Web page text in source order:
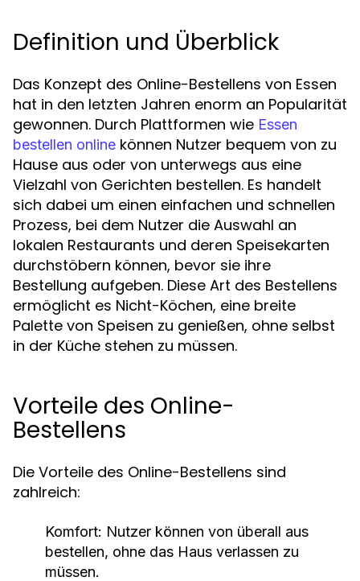
Definition und Überblick
Das Konzept des Online-Bestellens von Essen
hat in den letzten Jahren enorm an Popularität
gewonnen. Durch Plattformen wie Essen
bestellen online können Nutzer bequem von zu
Hause aus oder von unterwegs aus eine
Vielzahl von Gerichten bestellen. Es handelt
sich dabei um einen einfachen und schnellen
Prozess, bei dem Nutzer die Auswahl an
lokalen Restaurants und deren Speisekarten
durchstöbern können, bevor sie ihre
Bestellung aufgeben. Diese Art des Bestellens
ermöglicht es Nicht-Köchen, eine breite
Palette von Speisen zu genießen, ohne selbst
in der Küche stehen zu müssen.
Vorteile des Online-
Bestellens
Die Vorteile des Online-Bestellens sind
zahlreich:
Komfort: Nutzer können von überall aus
bestellen, ohne das Haus verlassen zu
müssen.